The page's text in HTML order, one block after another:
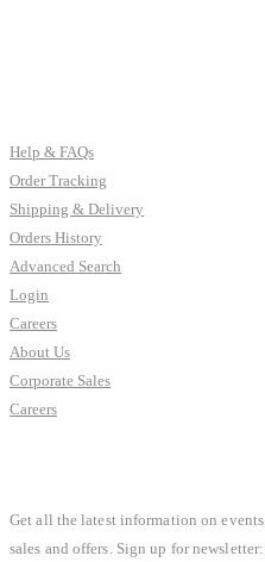
Help & FAQs
Order Tracking
Shipping & Delivery
Orders History
Advanced Search
Login
Careers
About Us
Corporate Sales
Careers
Get all the latest information on events,
sales and offers. Sign up for newsletter: